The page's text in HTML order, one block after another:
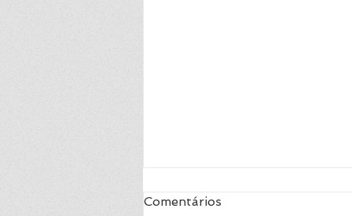
Romeu e Julieta -
Shakespeare
Comentários